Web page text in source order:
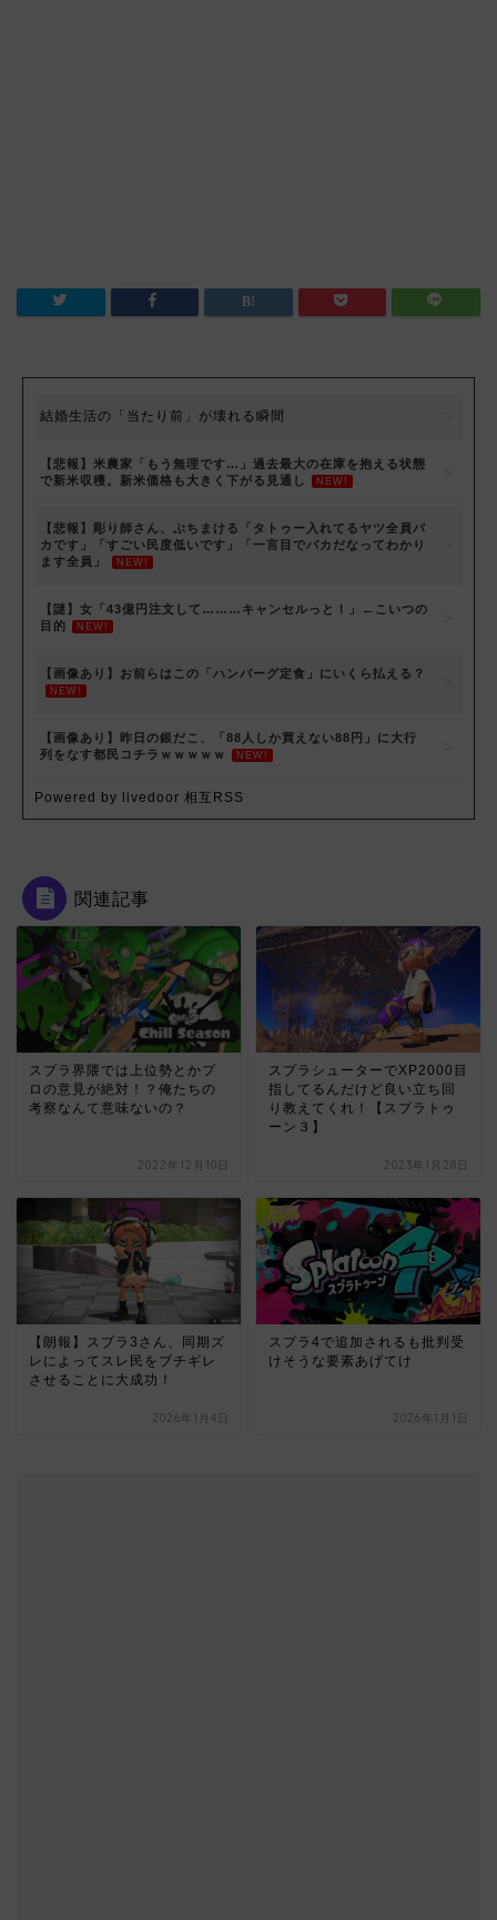
結婚生活の「当たり前」が壊れる瞬間
【悲報】米農家「もう無理です…」過去最大の在庫を抱える状態
で新米収穫。新米価格も大きく下がる見通し
NEW!
【悲報】彫り師さん、ぶちまける「タトゥー入れてるヤツ全員バ
カです」「すごい民度低いです」「一言目でバカだなってわかり
ます全員」
NEW!
【謎】女「43億円注文して………キャンセルっと！」←こいつの
目的
NEW!
【画像あり】お前らはこの「ハンバーグ定食」にいくら払える？
NEW!
【画像あり】昨日の銀だこ、「88人しか買えない88円」に大行
列をなす都民コチラｗｗｗｗｗ
NEW!
Powered by livedoor 相互RSS
関連記事
スプラ界隈では上位勢とかプ
ロの意見が絶対！？俺たちの
考察なんて意味ないの？
2022年12月10日
スプラシューターでXP2000目
指してるんだけど良い立ち回
り教えてくれ！【スプラトゥ
ーン３】
2023年1月28日
【朗報】スプラ3さん、同期ズ
レによってスレ民をブチギレ
させることに大成功！
2026年1月4日
スプラ4で追加されるも批判受
けそうな要素あげてけ
2026年1月1日